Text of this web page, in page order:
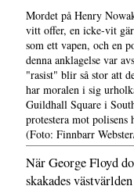
Mordet på Henry
vitt offer, en icke-vit
som ett vapen, och en
denna anklagelse var
"rasist" blir så stor att
har moralen i sig
Guildhall Square i
protestera mot
(Foto: Finnbarr
När George Floyd
skakades